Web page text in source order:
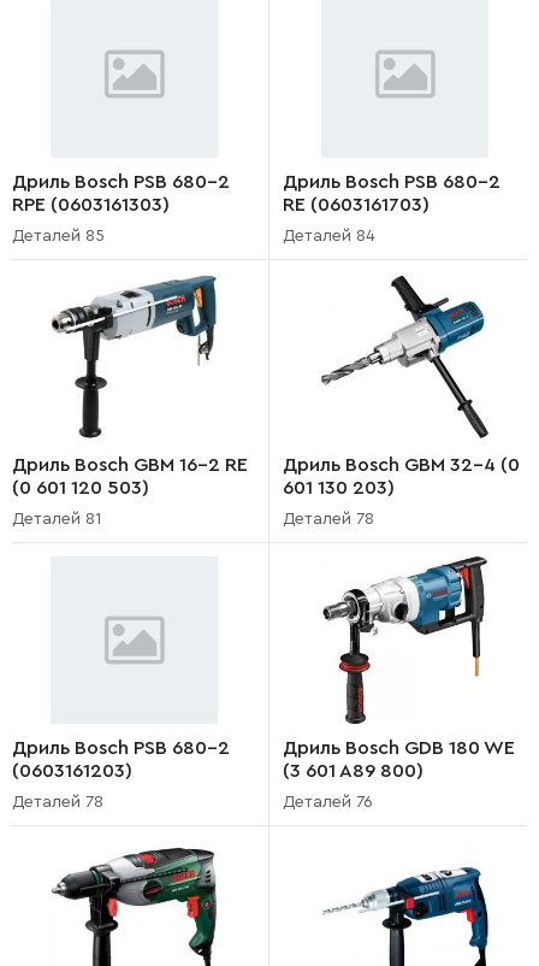
Дриль Bosch PSB 680-2
RPE (0603161303)
Деталей 85
Дриль Bosch PSB 680-2
RE (0603161703)
Деталей 84
Дриль Bosch GBM 16-2 RE
(0 601 120 503)
Деталей 81
Дриль Bosch GBM 32-4 (0
601 130 203)
Деталей 78
Дриль Bosch PSB 680-2
(0603161203)
Деталей 78
Дриль Bosch GDB 180 WE
(3 601 A89 800)
Деталей 76